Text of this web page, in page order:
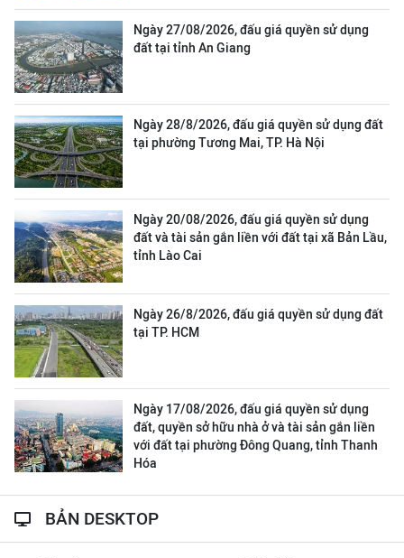
Ngày 27/08/2026, đấu giá quyền sử dụng
đất tại tỉnh An Giang
Ngày 28/8/2026, đấu giá quyền sử dụng đất
tại phường Tương Mai, TP. Hà Nội
Ngày 20/08/2026, đấu giá quyền sử dụng
đất và tài sản gắn liền với đất tại xã Bản Lầu,
tỉnh Lào Cai
Ngày 26/8/2026, đấu giá quyền sử dụng đất
tại TP. HCM
Ngày 17/08/2026, đấu giá quyền sử dụng
đất, quyền sở hữu nhà ở và tài sản gắn liền
với đất tại phường Đông Quang, tỉnh Thanh
Hóa
BẢN DESKTOP